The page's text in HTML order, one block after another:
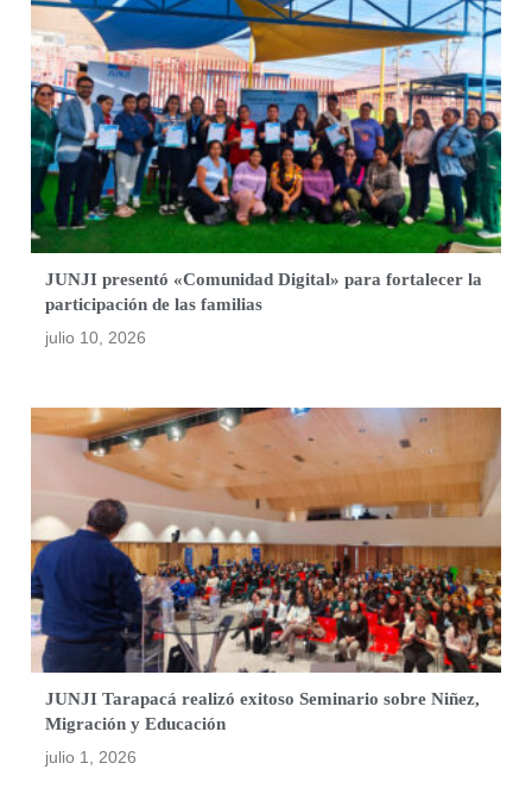
JUNJI presentó «Comunidad Digital» para fortalecer la
participación de las familias
julio 10, 2026
JUNJI Tarapacá realizó exitoso Seminario sobre Niñez,
Migración y Educación
julio 1, 2026